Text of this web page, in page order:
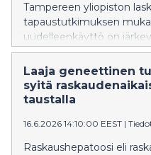
Tampereen yliopiston
tapaustutkimuksen
uudelleenkäyttö on
kustannustehokasta, jos
samaan mittaan
Purettavaksi ja
betonirunkoisen
mukaisen
Laaja geneettinen
syitä
taustalla
16.6.2026 14:10:00 EEST |
Raskaushepatoosi eli